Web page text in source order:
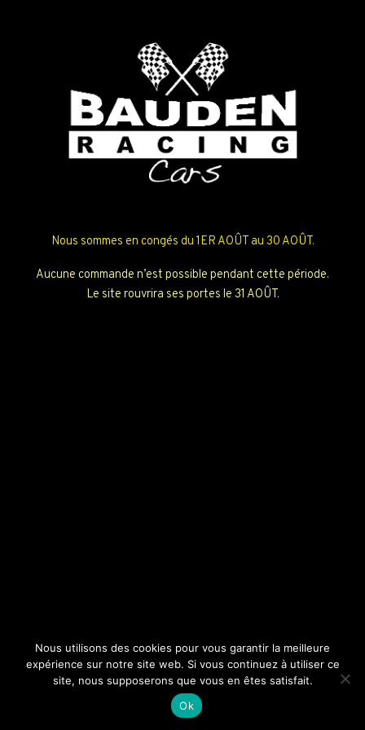
Nous sommes en congés du 1ER AOÛT au 30 AOÛT.
Aucune commande n’est possible pendant cette période.
Le site rouvrira ses portes le 31 AOÛT.
Nous utilisons des cookies pour vous garantir la meilleure
expérience sur notre site web. Si vous continuez à utiliser ce
site, nous supposerons que vous en êtes satisfait.
Ok